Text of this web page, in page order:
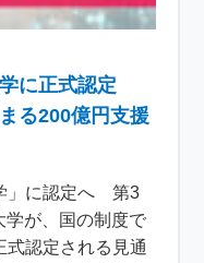
に正式認定
る200億円支援
」に認定へ 第3
学が、国の制度で
式認定される見通